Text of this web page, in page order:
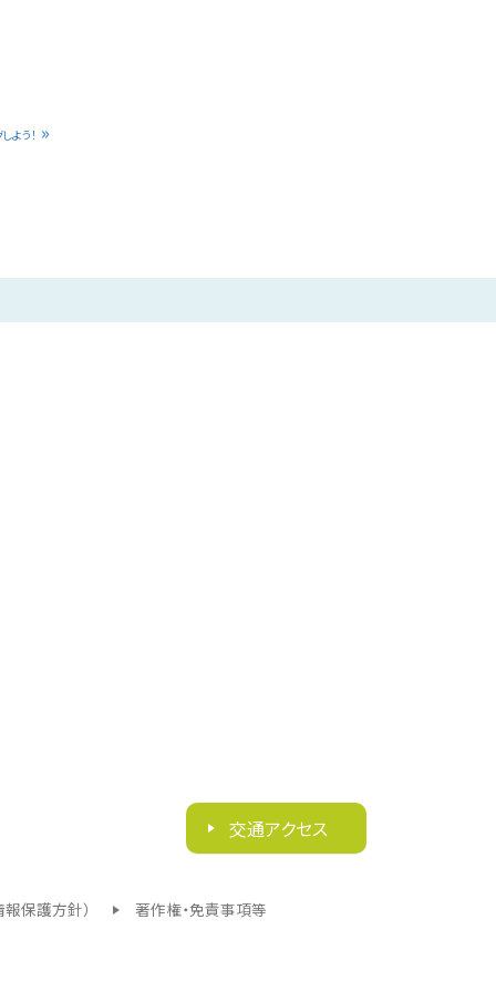
よう！ »
交通アクセス
保護方針） 著作権・免責事項等